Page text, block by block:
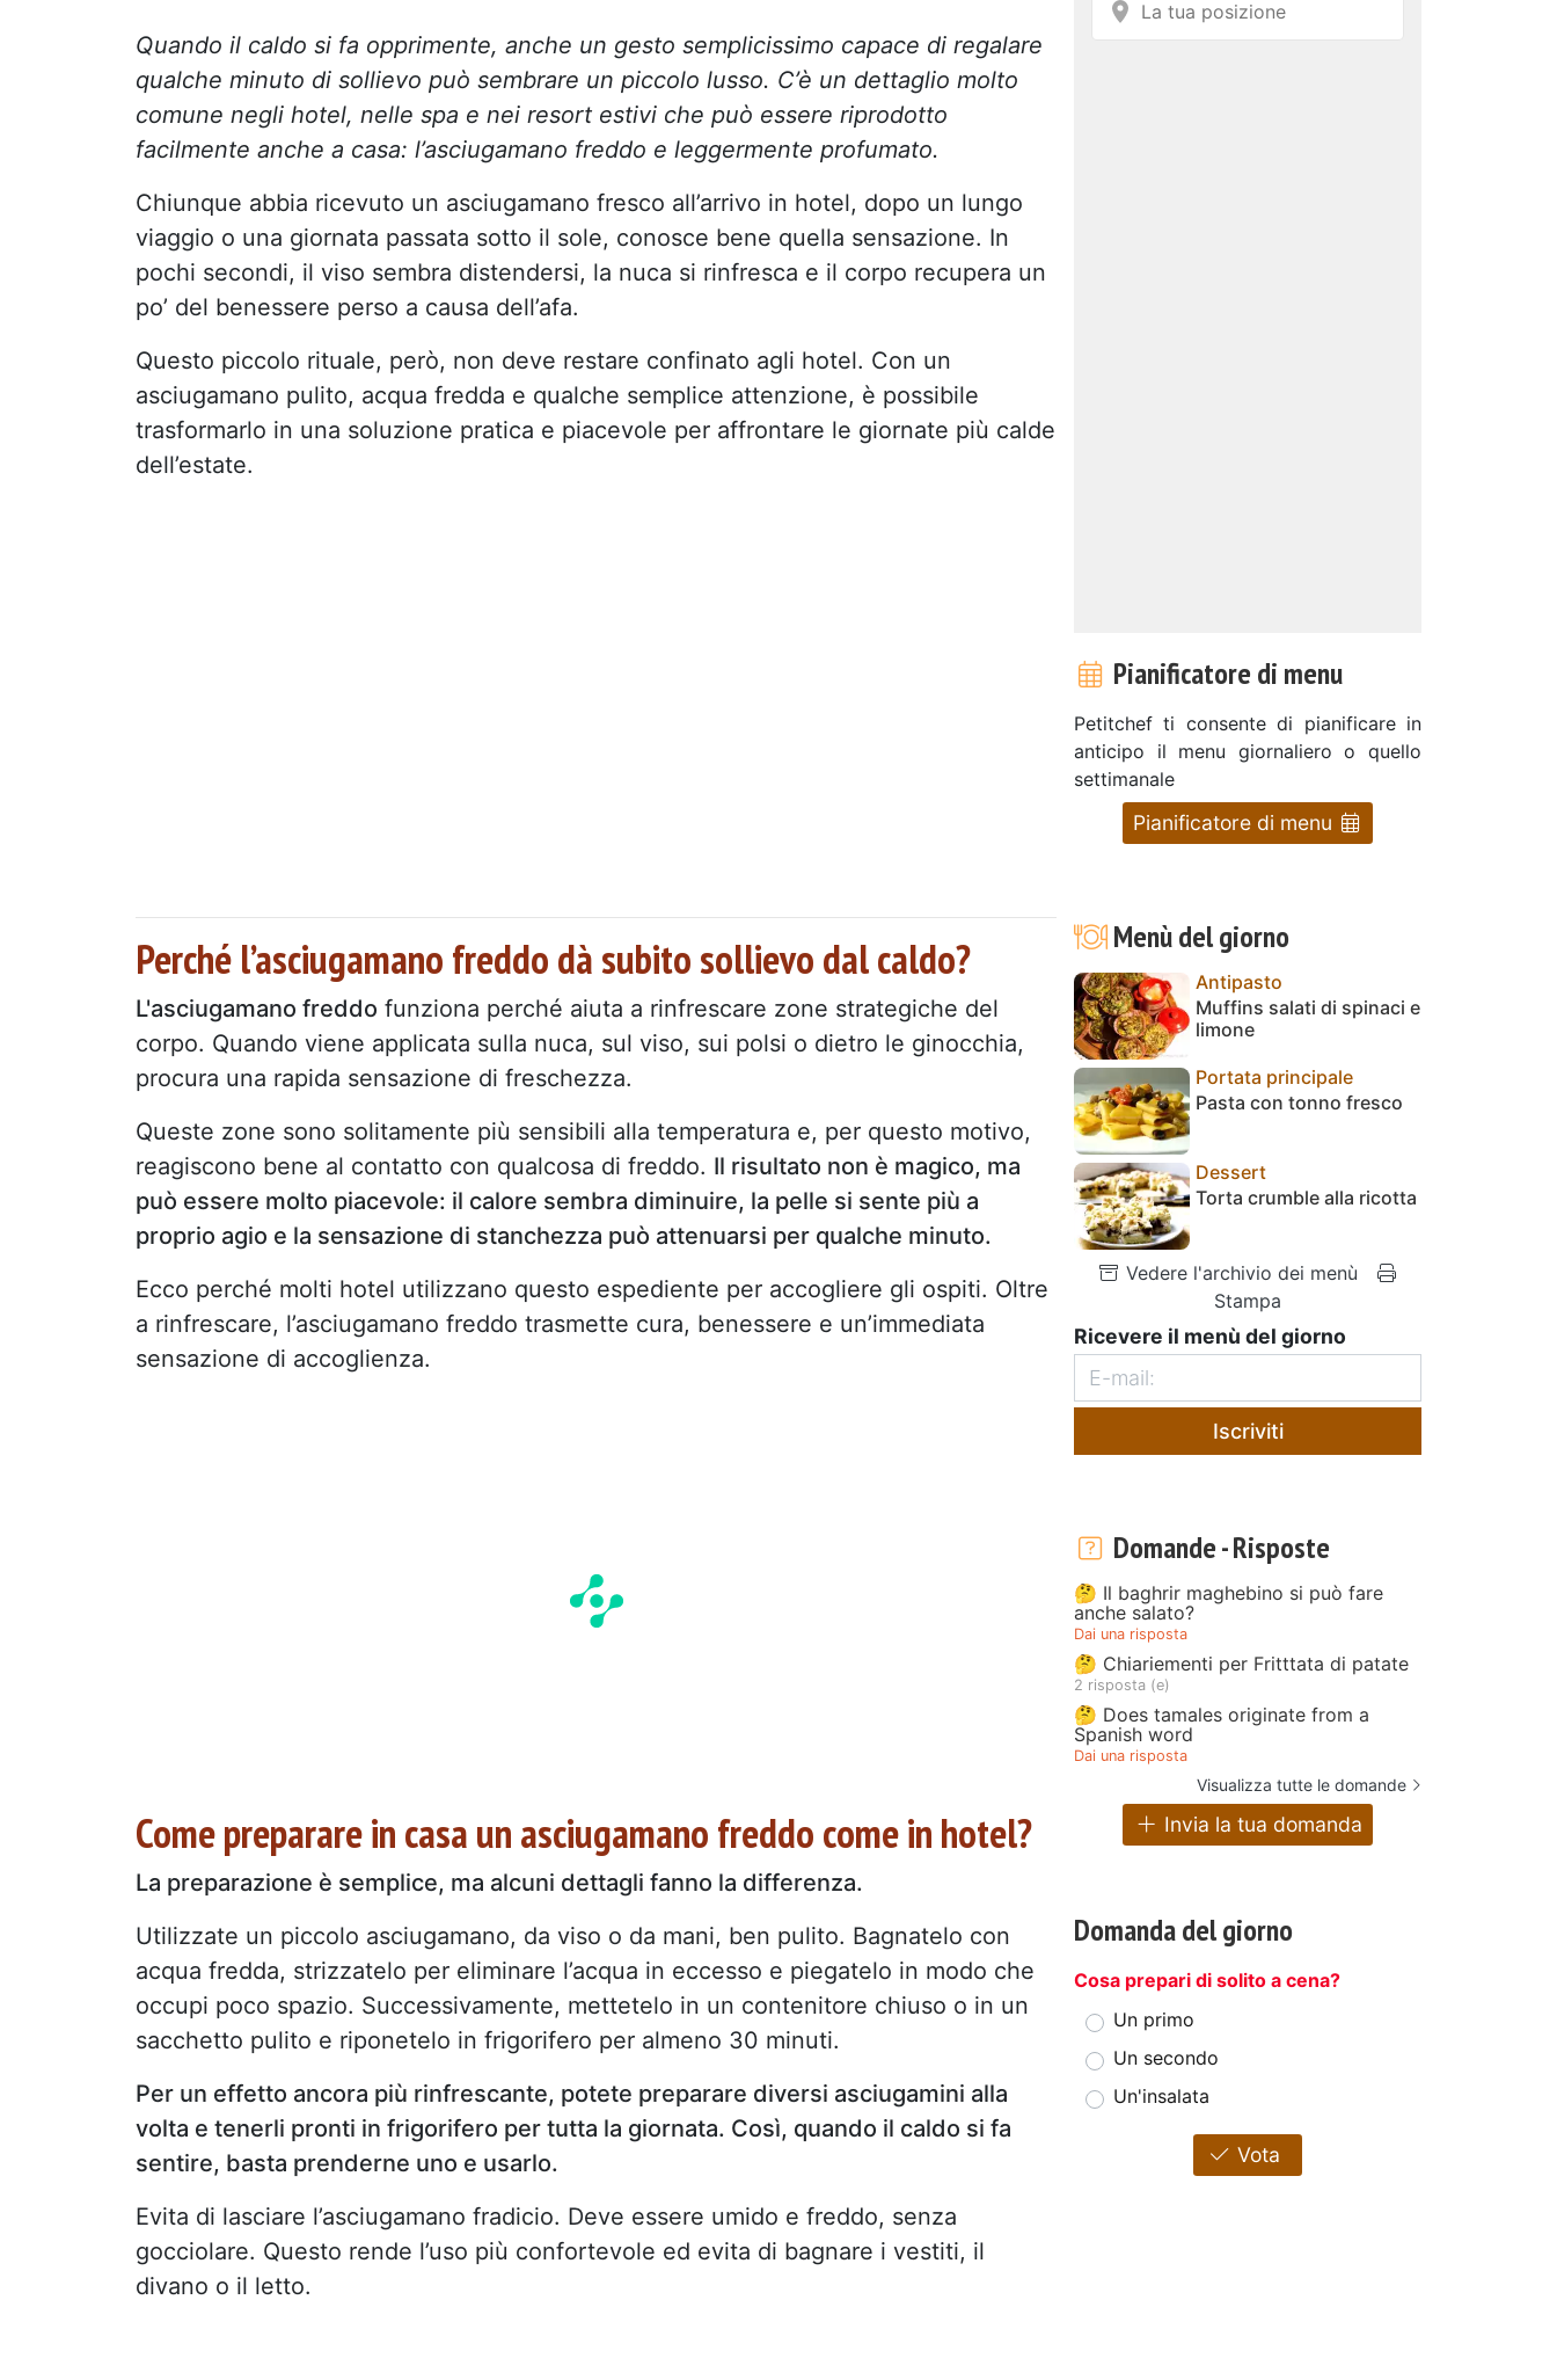
Quando il caldo si fa opprimente, anche un gesto semplicissimo capace di regalare
qualche minuto di sollievo può sembrare un piccolo lusso. C’è un dettaglio molto
comune negli hotel, nelle spa e nei resort estivi che può essere riprodotto
facilmente anche a casa: l’asciugamano freddo e leggermente profumato.
Chiunque abbia ricevuto un asciugamano fresco all’arrivo in hotel, dopo un lungo
viaggio o una giornata passata sotto il sole, conosce bene quella sensazione. In
pochi secondi, il viso sembra distendersi, la nuca si rinfresca e il corpo recupera un
po’ del benessere perso a causa dell’afa.
Questo piccolo rituale, però, non deve restare confinato agli hotel. Con un
asciugamano pulito, acqua fredda e qualche semplice attenzione, è possibile
trasformarlo in una soluzione pratica e piacevole per affrontare le giornate più calde
dell’estate.
Perché l’asciugamano freddo dà subito sollievo dal caldo?
L'asciugamano freddo funziona perché aiuta a rinfrescare zone strategiche del
corpo. Quando viene applicata sulla nuca, sul viso, sui polsi o dietro le ginocchia,
procura una rapida sensazione di freschezza.
Queste zone sono solitamente più sensibili alla temperatura e, per questo motivo,
reagiscono bene al contatto con qualcosa di freddo. Il risultato non è magico, ma
può essere molto piacevole: il calore sembra diminuire, la pelle si sente più a
proprio agio e la sensazione di stanchezza può attenuarsi per qualche minuto.
Ecco perché molti hotel utilizzano questo espediente per accogliere gli ospiti. Oltre
a rinfrescare, l’asciugamano freddo trasmette cura, benessere e un’immediata
sensazione di accoglienza.
Come preparare in casa un asciugamano freddo come in hotel?
La preparazione è semplice, ma alcuni dettagli fanno la differenza.
Utilizzate un piccolo asciugamano, da viso o da mani, ben pulito. Bagnatelo con
acqua fredda, strizzatelo per eliminare l’acqua in eccesso e piegatelo in modo che
occupi poco spazio. Successivamente, mettetelo in un contenitore chiuso o in un
sacchetto pulito e riponetelo in frigorifero per almeno 30 minuti.
Per un effetto ancora più rinfrescante, potete preparare diversi asciugamini alla
volta e tenerli pronti in frigorifero per tutta la giornata. Così, quando il caldo si fa
sentire, basta prenderne uno e usarlo.
Evita di lasciare l’asciugamano fradicio. Deve essere umido e freddo, senza
gocciolare. Questo rende l’uso più confortevole ed evita di bagnare i vestiti, il
divano o il letto.
Pianificatore di menu
Petitchef ti consente di pianificare in
anticipo il menu giornaliero o quello
settimanale
Pianificatore di menu
Menù del giorno
Antipasto
Muffins salati di spinaci e
limone
Portata principale
Pasta con tonno fresco
Dessert
Torta crumble alla ricotta
Vedere l'archivio dei menù
Stampa
Ricevere il menù del giorno
Iscriviti
Domande - Risposte
🤔 Il baghrir maghebino si può fare
anche salato?
Dai una risposta
🤔 Chiariementi per Fritttata di patate
2 risposta (e)
🤔 Does tamales originate from a
Spanish word
Dai una risposta
Visualizza tutte le domande
Invia la tua domanda
Domanda del giorno
Cosa prepari di solito a cena?
Un primo
Un secondo
Un'insalata
Vota